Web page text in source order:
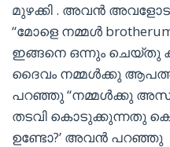
മുഴക്കി . അവൻ അവളോടു
“മോളെ നമ്മൾ
ഇങ്ങനെ ഒന്നും
ദൈവം നമ്മൾക്കു
പറഞ്ഞു “നമ്മൾക്കു
തടവി കൊടുക്കുന്നതു
ഉണ്ടോ?’ അവൻ പറഞ്ഞു